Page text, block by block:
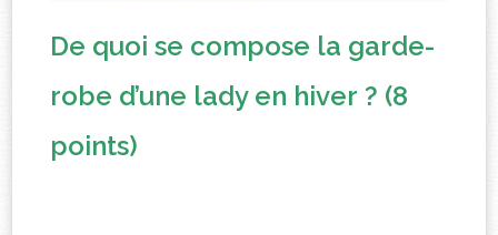
De quoi se compose la garde-
robe d’une lady en hiver ? (8
points)